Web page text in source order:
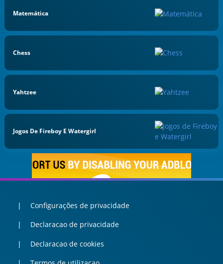
Matemática
Chess
Yahtzee
Jogos De Fireboy E Watergirl
Configurações de privacidade
Declaracao de privacidade
Declaracao de cookies